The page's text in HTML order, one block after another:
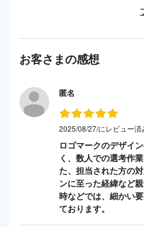
お客さまの感想
匿名
2025/08/27/にレビュー済
ロゴマークのデザイ
く、数人での選考作
た、担当された方の
ンに至った経緯など
時などでは、細かい
ております。